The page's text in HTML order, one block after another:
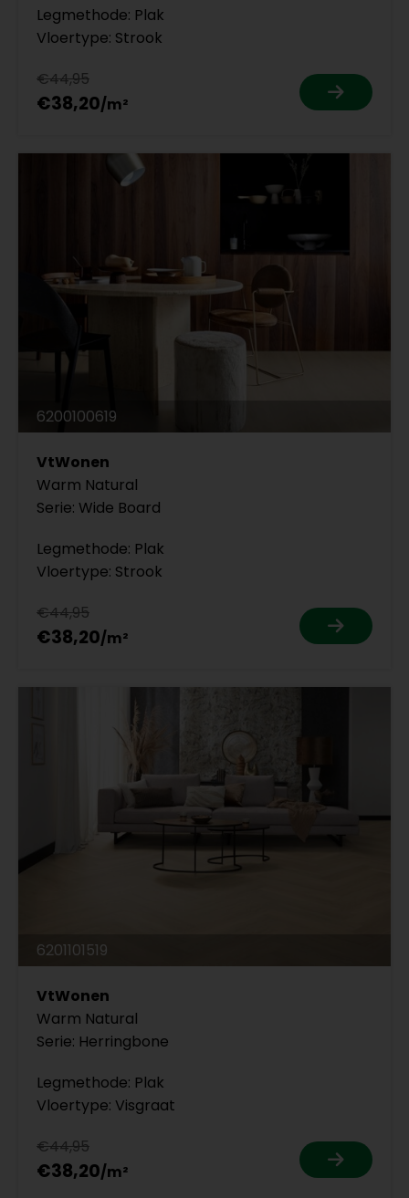
Legmethode: Plak
Vloertype: Strook
€44,95
€38,20
6200100619
VtWonen
Warm Natural
Serie: Wide Board
Legmethode: Plak
Vloertype: Strook
€44,95
€38,20
6201101519
VtWonen
Warm Natural
Serie: Herringbone
Legmethode: Plak
Vloertype: Visgraat
€44,95
€38,20